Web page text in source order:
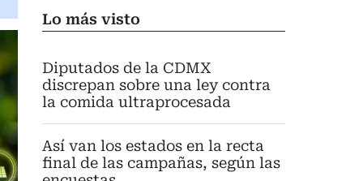
Lo más visto
Diputados de la CDMX
discrepan sobre una ley contra
la comida ultraprocesada
Así van los estados en la recta
final de las campañas, según las